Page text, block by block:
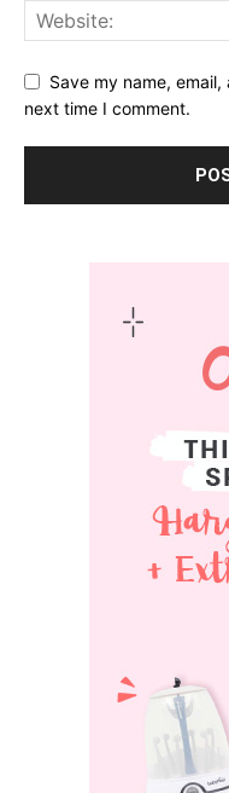
Save my name,
next time I comment.